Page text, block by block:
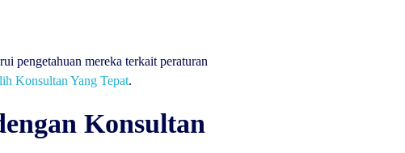
pengetahuan mereka terkait peraturan
Konsultan Yang Tepat.
Konsultan